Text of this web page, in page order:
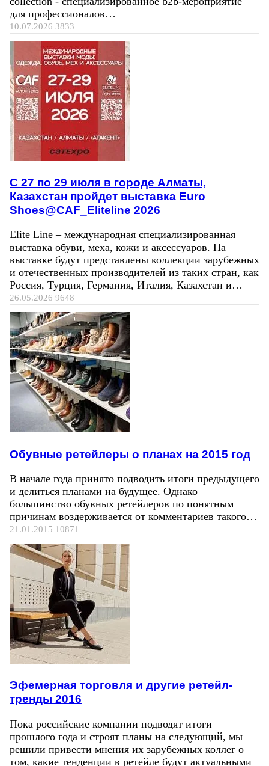
для профессионалов…
10.07.2026 3833
C 27 по 29 июля в городе Алматы,
Казахстан пройдет выставка Euro
Shoes@CAF_Eliteline 2026
Elite Line – международная специализированная
выставка обуви, меха, кожи и аксессуаров. На
выставке будут представлены коллекции зарубежных
и отечественных производителей из таких стран, как
Россия, Турция, Германия, Италия, Казахстан и…
26.05.2026 9648
Обувные ретейлеры о планах на 2015 год
В начале года принято подводить итоги предыдущего
и делиться планами на будущее. Однако
большинство обувных ретейлеров по понятным
причинам воздерживается от комментариев такого…
21.01.2015 10871
Эфемерная торговля и другие ретейл-
тренды 2016
Пока российские компании подводят итоги
прошлого года и строят планы на следующий, мы
решили привести мнения их зарубежных коллег о
том, какие тенденции в ретейле будут актуальными